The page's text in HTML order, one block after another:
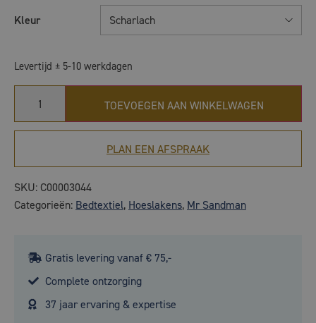
Kleur Scharlach
Levertijd ± 5-10 werkdagen
TOEVOEGEN AAN WINKELWAGEN
PLAN EEN AFSPRAAK
SKU: C00003044
Categorieën: Bedtextiel, Hoeslakens, Mr Sandman
Gratis levering vanaf € 75,-
Complete ontzorging
37 jaar ervaring & expertise